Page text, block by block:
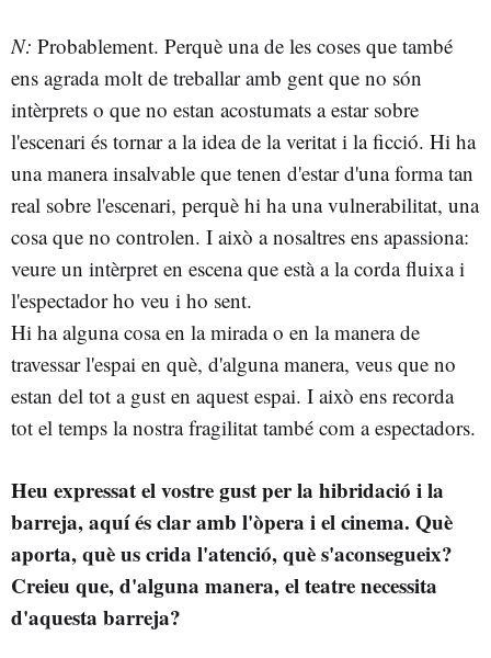
N: Probablement. Perquè una de les coses que també
ens agrada molt de treballar amb gent que no són
intèrprets o que no estan acostumats a estar sobre
l'escenari és tornar a la idea de la veritat i la ficció. Hi ha
una manera insalvable que tenen d'estar d'una forma tan
real sobre l'escenari, perquè hi ha una vulnerabilitat, una
cosa que no controlen. I això a nosaltres ens apassiona:
veure un intèrpret en escena que està a la corda fluixa i
l'espectador ho veu i ho sent.
Hi ha alguna cosa en la mirada o en la manera de
travessar l'espai en què, d'alguna manera, veus que no
estan del tot a gust en aquest espai. I això ens recorda
tot el temps la nostra fragilitat també com a espectadors.
Heu expressat el vostre gust per la hibridació i la
barreja, aquí és clar amb l'òpera i el cinema. Què
aporta, què us crida l'atenció, què s'aconsegueix?
Creieu que, d'alguna manera, el teatre necessita
d'aquesta barreja?